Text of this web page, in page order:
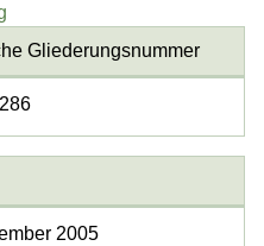
Gliederungsnummer
2005